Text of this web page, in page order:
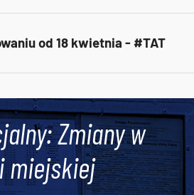
od 18 kwietnia - #TAT
Zmiany w
miejskiej